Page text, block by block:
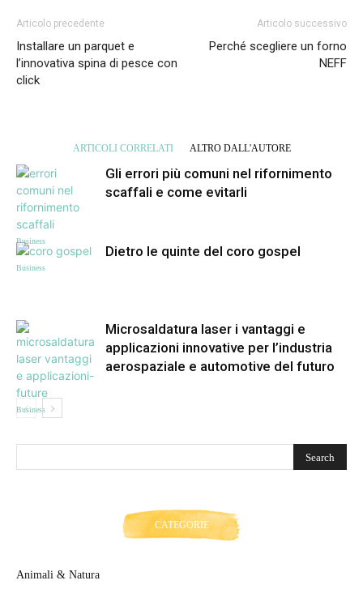
Articolo precedente
Installare un parquet e
l’innovativa spina di pesce con
click
Articolo successivo
Perché scegliere un forno
NEFF
ARTICOLI CORRELATI ALTRO DALL'AUTORE
Business
Gli errori più comuni nel rifornimento
scaffali e come evitarli
Business
Dietro le quinte del coro gospel
Business
Microsaldatura laser i vantaggi e
applicazioni innovative per l’industria
aerospaziale e automotive del futuro
CATEGORIE
Animali & Natura